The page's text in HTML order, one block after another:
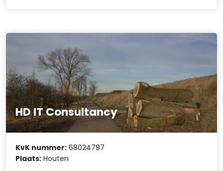
HD IT Consultancy
KvK nummer: 68024797
Plaats: Houten